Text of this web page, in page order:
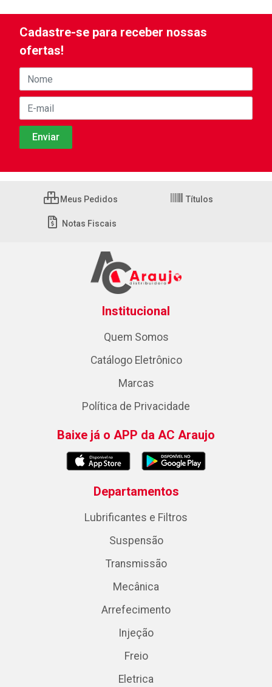
Cadastre-se para receber nossas
ofertas!
Meus Pedidos Títulos
Notas Fiscais
Institucional
Quem Somos
Catálogo Eletrônico
Marcas
Política de Privacidade
Baixe já o APP da AC Araujo
Departamentos
Lubrificantes e Filtros
Suspensão
Transmissão
Mecânica
Arrefecimento
Injeção
Freio
Eletrica